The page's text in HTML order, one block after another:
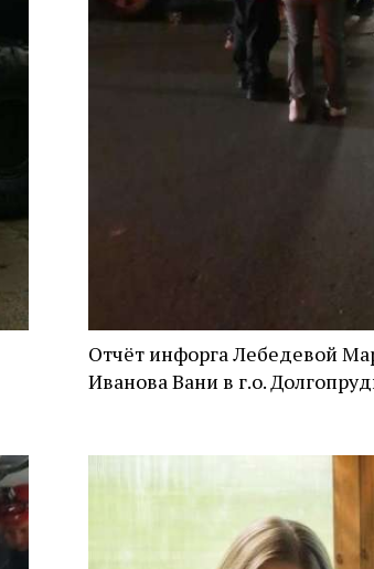
Отчёт инфорга Лебедевой
Иванова Вани в г.о.